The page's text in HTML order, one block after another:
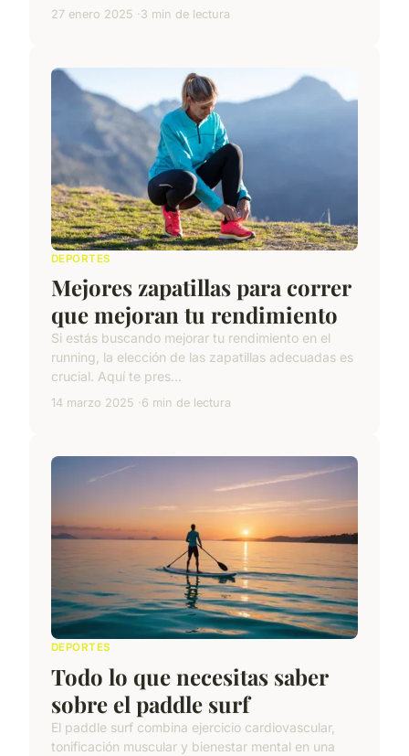
27 enero 2025 3 min de lectura
DEPORTES
Mejores zapatillas para correr
que mejoran tu rendimiento
Si estás buscando mejorar tu rendimiento en el
running, la elección de las zapatillas adecuadas es
crucial. Aquí te pres...
14 marzo 2025 6 min de lectura
DEPORTES
Todo lo que necesitas saber
sobre el paddle surf
El paddle surf combina ejercicio cardiovascular,
tonificación muscular y bienestar mental en una